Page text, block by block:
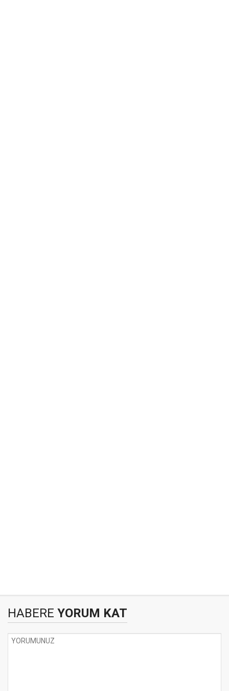
HABERE YORUM KAT